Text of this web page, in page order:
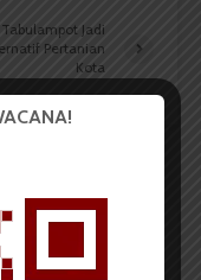
Tabulampot Jadi
Pertanian
Kota